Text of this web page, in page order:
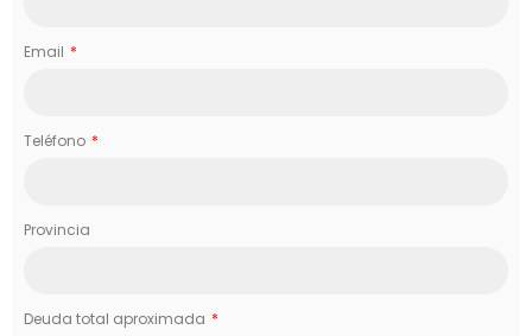
Email
Teléfono
Provincia
Deuda total aproximada